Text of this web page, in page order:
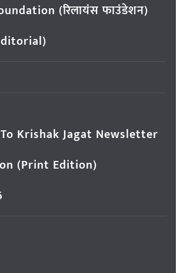
(रिलायंस फाउंडेशन)
Krishak Jagat Newsletter
(Print Edition)